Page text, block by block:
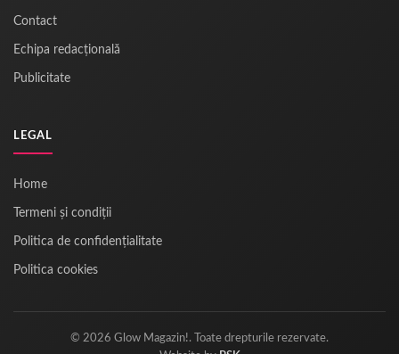
Contact
Echipa redacțională
Publicitate
LEGAL
Home
Termeni și condiții
Politica de confidențialitate
Politica cookies
© 2026 Glow Magazin!. Toate drepturile rezervate.